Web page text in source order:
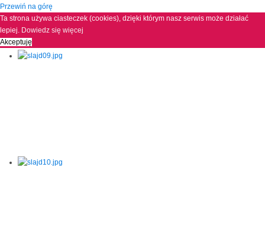
Przewiń na górę
Ta strona używa ciasteczek (cookies), dzięki którym nasz serwis może działać
lepiej. Dowiedz się więcej
Akceptuję